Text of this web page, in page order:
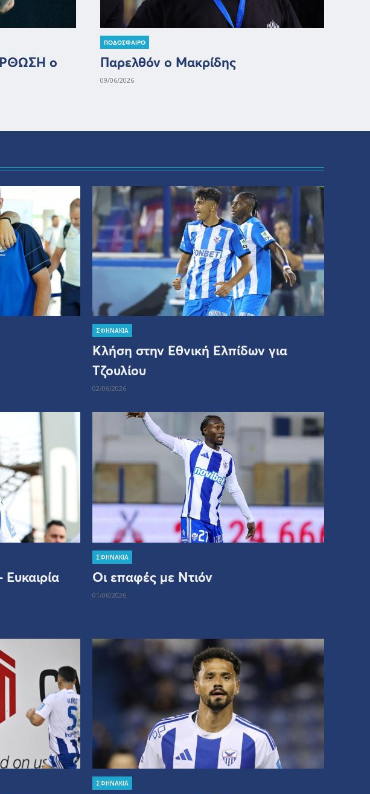
ο
ΠΟΔΟΣΦΑΙΡΟ
Παρελθόν ο Μακρίδης
09/06/2026
ΣΦΗΝΑΚΙΑ
Κλήση στην Εθνική Ελπίδων για
Τζουλίου
02/06/2026
ΣΦΗΝΑΚΙΑ
Οι επαφές με Ντιόν
01/06/2026
ΣΦΗΝΑΚΙΑ